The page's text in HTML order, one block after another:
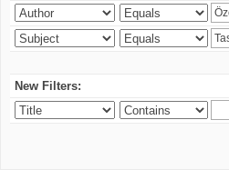
New Filters: